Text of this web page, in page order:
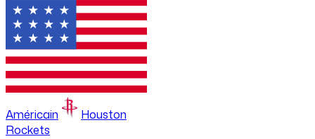
Américain
Houston
Rockets